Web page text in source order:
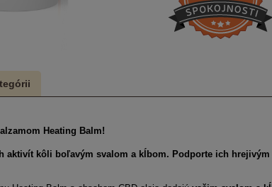
Heating Balm!
aktivít kôli boľavým svalom a kĺbom. Podporte ich hrejivým